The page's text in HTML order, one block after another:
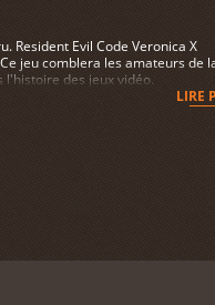
Resident Evil Code Veronica X
jeu comblera les amateurs de
des jeux vidéo.
LIRE